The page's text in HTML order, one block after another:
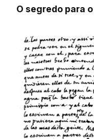
O segredo para